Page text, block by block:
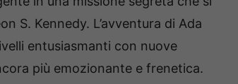
S. Kennedy. L’avventura di Ada
entusiasmanti con nuove
più emozionante e frenetica.